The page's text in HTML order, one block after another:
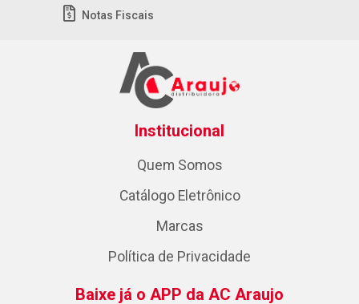
Notas Fiscais
Institucional
Quem Somos
Catálogo Eletrônico
Marcas
Política de Privacidade
Baixe já o APP da AC Araujo